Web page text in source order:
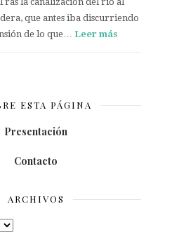
que antes iba discurriendo
de lo que… Leer más
ESTA PÁGINA
Presentación
Contacto
ARCHIVOS